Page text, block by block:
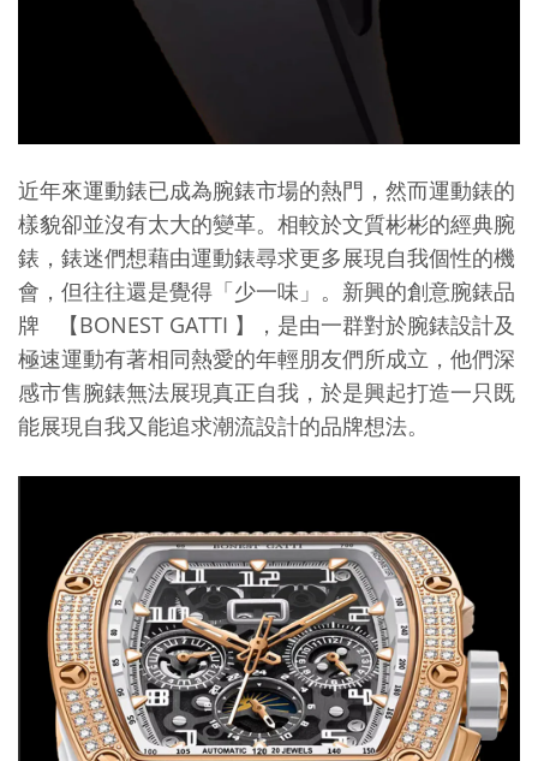
近年來運動錶已成為腕錶市場的熱門，然而運動錶的
樣貌卻並沒有太大的變革。相較於文質彬彬的經典腕
錶，錶迷們想藉由運動錶尋求更多展現自我個性的機
會，但往往還是覺得「少一味」。 新興的創意腕錶品
牌
【 BONEST GATTI 】，是由一群對於腕錶設計及
極速運動有著相同熱愛的年輕朋友們所成立，他們深
感市售腕錶無法展現真正自我，於是興起打造一只既
能展現自我又能追求潮流設計的品牌想法。